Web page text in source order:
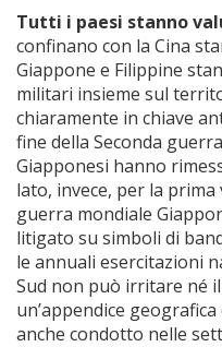
Tutti i paesi stanno
confinano con la Cina
Giappone e Filippine
militari insieme sul
chiaramente in chiave
fine della Seconda
Giapponesi hanno
lato, invece, per la prima
guerra mondiale
litigato su simboli di
le annuali esercitazioni
Sud non può irritare né
un’appendice
anche condotto nelle